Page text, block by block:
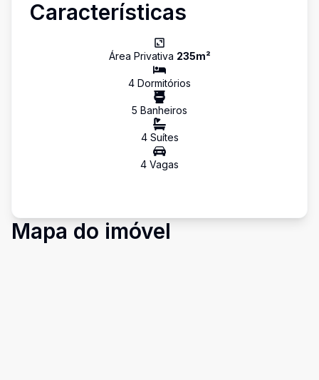
Características
Área Privativa 235m²
4 Dormitórios
5 Banheiros
4Suítes
4 Vagas
Mapa do imóvel